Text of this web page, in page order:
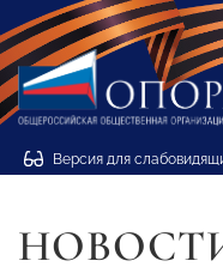
Версия для